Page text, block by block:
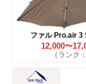
ファル Pro.air 3
12,000〜
（ランク：